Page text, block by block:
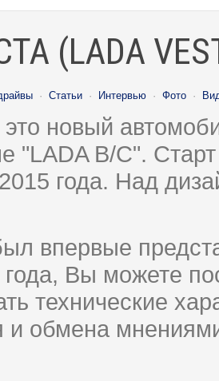
(LADA
· Статьи · Интервью · Фото ·
новый
"LADA B/C".
года. Над
впервые
года, Вы можете
технические
обмена